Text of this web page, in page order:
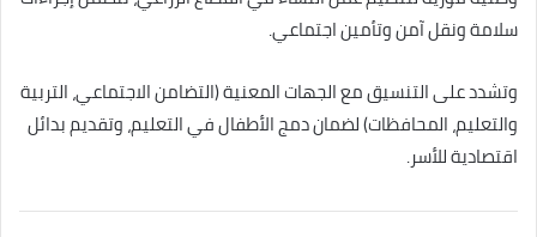
سلامة ونقل آمن وتأمين اجتماعي.
وتشدد على التنسيق مع الجهات المعنية (التضامن الاجتماعي، التربية
والتعليم، المحافظات) لضمان دمج الأطفال في التعليم، وتقديم بدائل
اقتصادية للأسر.